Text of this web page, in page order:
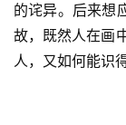
的诧异。后来想
故，既然人在画
人，又如何能识